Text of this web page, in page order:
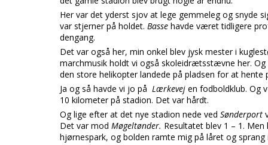
Her var det yderst sjov at lege gemmeleg og snyde
var stjerner på holdet. Basse havde været tidligere
dengang.
Det var også her, min onkel blev jysk mester i
marchmusik holdt vi også skoleidrætsstævne her. Og
den store helikopter landede på pladsen for at
Ja og så havde vi jo på Lærkevej en fodboldklub. Og
10 kilometer på stadion. Det var hårdt.
Og lige efter at det nye stadion nede ved Sønderport
Det var mod Møgeltønder. Resultatet blev 1 – 1.
hjørnespark, og bolden ramte mig på låret og